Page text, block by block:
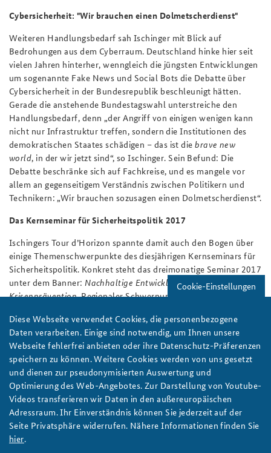
Cybersicherheit: "Wir brauchen einen Dolmetscherdienst"
Weiteren Handlungsbedarf sah Ischinger mit Blick auf
Bedrohungen aus dem Cyberraum. Deutschland hinke hier seit
vielen Jahren hinterher, wenngleich die jüngsten Entwicklungen
um sogenannte Fake News und Social Bots die Debatte über
Cybersicherheit in der Bundesrepublik beschleunigt hätten.
Gerade die anstehende Bundestagswahl unterstreiche den
Handlungsbedarf, denn „der Angriff von einigen wenigen kann
nicht nur Infrastruktur treffen, sondern die Institutionen des
demokratischen Staates schädigen – das ist diebrave new
world, in der wir jetzt sind“, so Ischinger. Sein Befund: Die
Debatte beschränke sich auf Fachkreise, und es mangele vor
allem an gegenseitigem Verständnis zwischen Politikern und
Technikern: „Wir brauchen sozusagen einen Dolmetscherdienst“.
Das Kernseminar für Sicherheitspolitik 2017
Ischingers Tour d’Horizon spannte damit auch den Bogen über
einige Themenschwerpunkte des diesjährigen Kernseminars für
Sicherheitspolitik. Konkret steht das dreimonatige Seminar 2017
unter dem Banner:Nachhaltige Entwicklung – Sicherheit –
Krisenprävention. Regionaler Schwerpunkt ist dabei in diesem
Seminar, einen unmittelbaren Eindruck von den
sicherheitspolitisch relevanten Entwicklungen auf dem
afrikanischen Kontinent zu gewinnen. Hinzu kommt eine
Studienreise nach Washington, DC und nach New York. Das seit
2016 stattfindende Kernseminar richtet sich an ausgewählte
Führungskräfte aus Bundes- und Landesministerien, aus
Wirtschaft, Wissenschaft, Politik und Medien sowie aus
deutschen Partnernationen.
Autoren:
Cookie-Einstellungen
Diese Webseite verwendet Cookies, die personenbezogene
Daten verarbeiten. Einige sind notwendig, um Ihnen unsere
Webseite fehlerfrei anbieten oder ihre Datenschutz-Präferenzen
speichern zu können. Weitere Cookies werden von uns gesetzt
und dienen zur pseudonymisierten Auswertung und
Optimierung des Web-Angebotes. Zur Darstellung von Youtube-
Videos transferieren wir Daten in den außereuropäischen
Adressraum. Ihr Einverständnis können Sie jederzeit auf der
Seite Privatsphäre widerrufen. Nähere Informationen finden Sie
hier.